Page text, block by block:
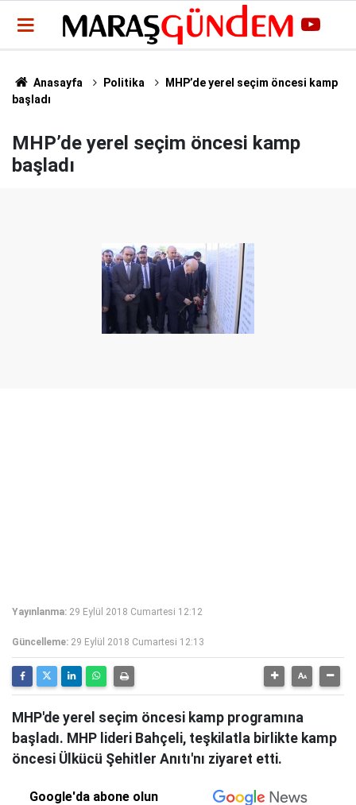
Anasayfa Politika
MHP’de yerel seçim öncesi kamp
başladı
MHP’de yerel seçim öncesi kamp
başladı
Yayınlanma: 29 Eylül 2018 Cumartesi 12:12
Güncelleme: 29 Eylül 2018 Cumartesi 12:13
MHP'de yerel seçim öncesi kamp programına
başladı. MHP lideri Bahçeli, teşkilatla birlikte kamp
öncesi Ülkücü Şehitler Anıtı'nı ziyaret etti.
Google'da abone olun